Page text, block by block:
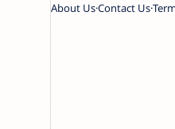
About UsContact Us